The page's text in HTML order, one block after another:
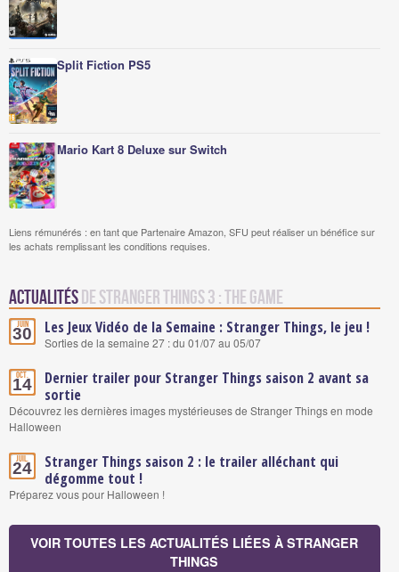
Split Fiction PS5
Mario Kart 8 Deluxe sur Switch
Liens rémunérés : en tant que Partenaire Amazon, SFU peut réaliser un bénéfice sur
les achats remplissant les conditions requises.
Actualitésde Stranger Things 3 : The Game
Juin
30 Les Jeux Vidéo de la Semaine : Stranger Things, le jeu !
Sorties de la semaine 27 : du 01/07 au 05/07
Oct.
14
Dernier trailer pour Stranger Things saison 2 avant sa
sortie
Découvrez les dernières images mystérieuses de Stranger Things en mode
Halloween
Juil.
24
Stranger Things saison 2 : le trailer alléchant qui
dégomme tout !
Préparez vous pour Halloween !
VOIR TOUTES LES ACTUALITÉS LIÉES À STRANGER
THINGS